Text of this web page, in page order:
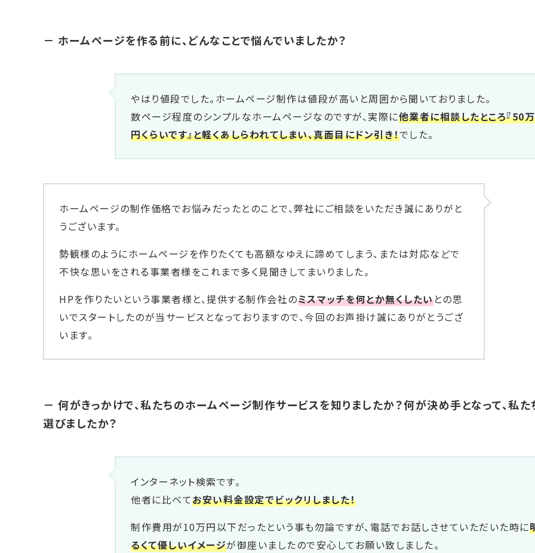
－ ホームページを作る前に、どんなことで悩んでいましたか？
やはり値段でした。ホームページ制作は値段が高いと周囲から聞いておりました。
数ページ程度のシンプルなホームページなのですが、実際に他業者に相談したところ『50万
円くらいです』と軽くあしらわれてしまい、真面目にドン引き！でした。
ホームページの制作価格でお悩みだったとのことで、弊社にご相談をいただき誠にありがと
うございます。
勢観様のようにホームページを作りたくても高額なゆえに諦めてしまう、または対応などで
不快な思いをされる事業者様をこれまで多く見聞きしてまいりました。
HPを作りたいという事業者様と、提供する制作会社のミスマッチを何とか無くしたいとの思
いでスタートしたのが当サービスとなっておりますので、今回のお声掛け誠にありがとうござ
います。
－ 何がきっかけで、私たちのホームページ制作サービスを知りましたか？何が決め手となって、私た
選びましたか？
インターネット検索です。
他者に比べてお安い料金設定でビックリしました！
制作費用が10万円以下だったという事も勿論ですが、電話でお話しさせていただいた時に
るくて優しいイメージが御座いましたので安心してお願い致しました。